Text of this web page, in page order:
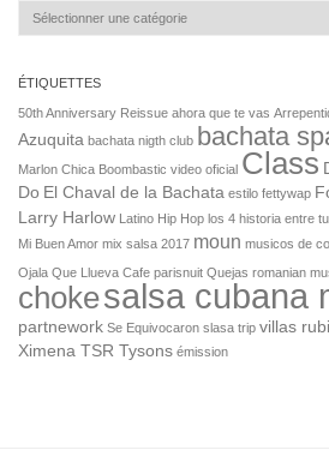
Catégories
ÉTIQUETTES
50th Anniversary Reissue ahora que te vas
Azuquita bachata nigth club bachata
Marlon Chica Boombastic video oficial Class
Do El Chaval de la Bachata estilo fettywap
Larry Harlow Latino Hip Hop los 4 historia entre
Mi Buen Amor mix salsa 2017 moun musicos de
Ojala Que Llueva Cafe parisnuit Quejas romanian
chokesalsa cubana
partnework Se Equivocaron slasa trip villas
Ximena TSR Tysons émission